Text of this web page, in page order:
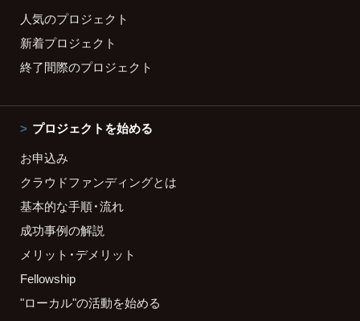
人気のプロジェクト
新着プロジェクト
終了間際のプロジェクト
プロジェクトを始める
お申込み
クラウドファンディングとは
基本的な手順・流れ
成功事例の解説
メリット・デメリット
Fellowship
"ローカル"の活動を始める